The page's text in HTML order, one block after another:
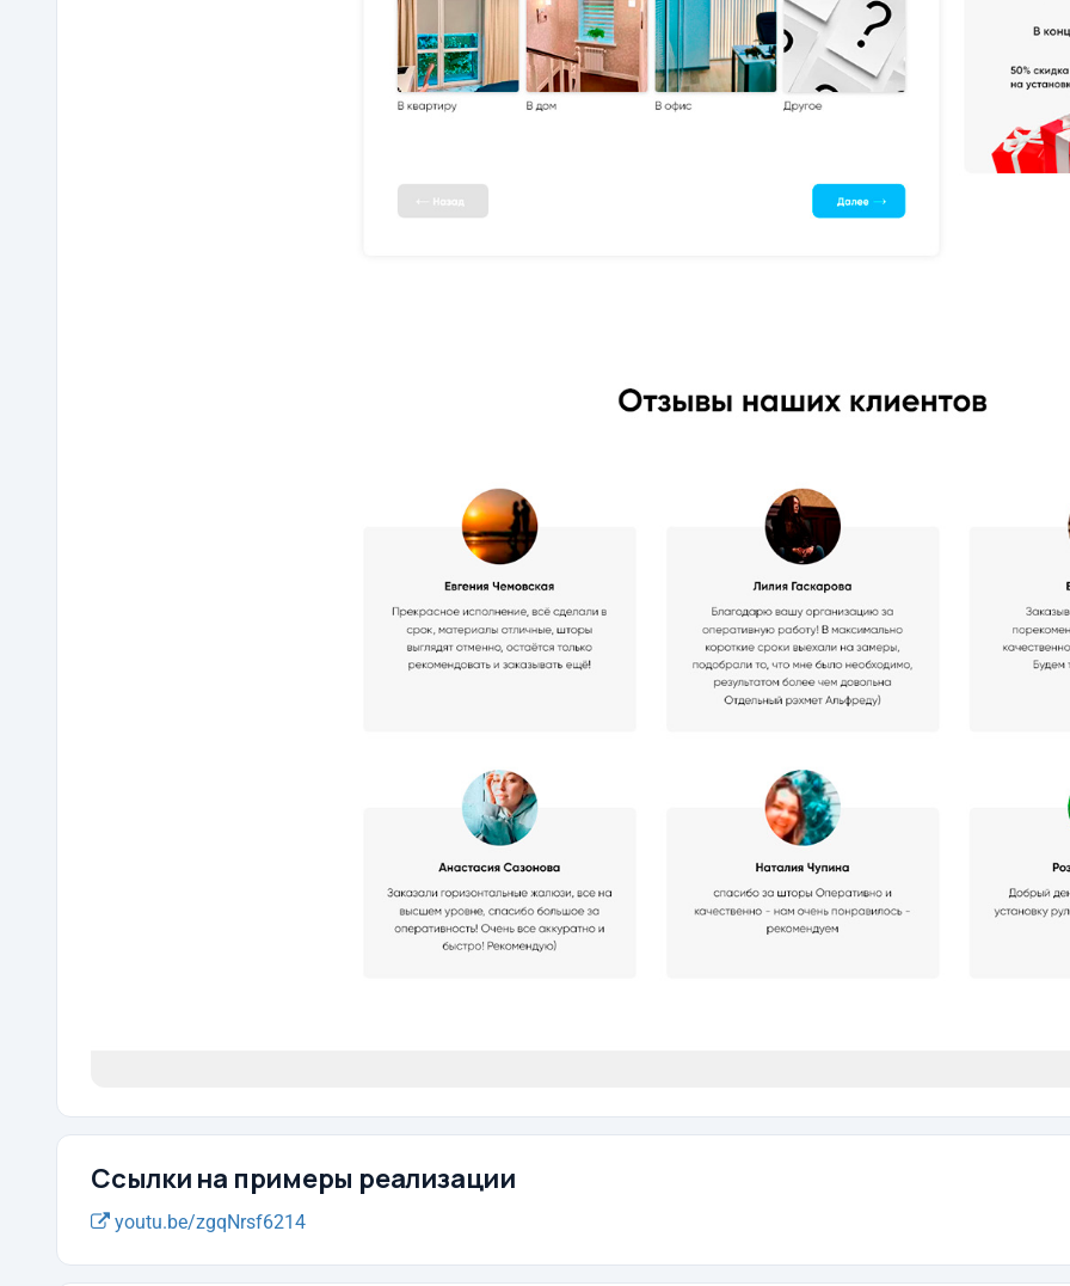
Ссылки на примеры реализации
youtu.be/zgqNrsf6214